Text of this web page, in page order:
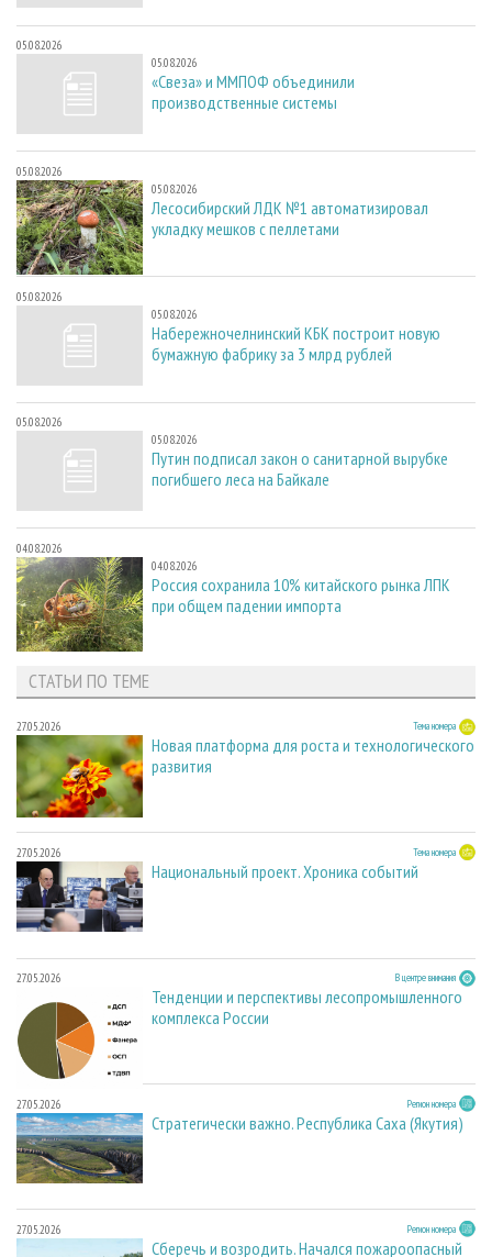
05.08.2026
05.08.2026
«Свеза» и ММПОФ объединили
производственные системы
05.08.2026
05.08.2026
Лесосибирский ЛДК №1 автоматизировал
укладку мешков с пеллетами
05.08.2026
05.08.2026
Набережночелнинский КБК построит новую
бумажную фабрику за 3 млрд рублей
05.08.2026
05.08.2026
Путин подписал закон о санитарной вырубке
погибшего леса на Байкале
04.08.2026
04.08.2026
Россия сохранила 10% китайского рынка ЛПК
при общем падении импорта
СТАТЬИ ПО ТЕМЕ
27.05.2026 Тема номера
Новая платформа для роста и технологического
развития
27.05.2026 Тема номера
Национальный проект. Хроника событий
27.05.2026 В центре внимания
Тенденции и перспективы лесопромышленного
комплекса России
27.05.2026 Регион номера
Стратегически важно. Республика Саха (Якутия)
27.05.2026 Регион номера
Сберечь и возродить. Начался пожароопасный